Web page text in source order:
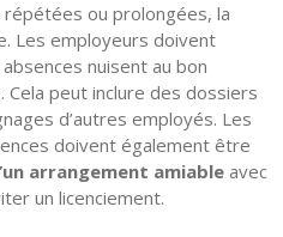
répétées ou prolongées, la
Les employeurs doivent
nuisent au bon
peut inclure des dossiers
d’autres employés. Les
doivent également être
arrangement amiable avec
un licenciement.